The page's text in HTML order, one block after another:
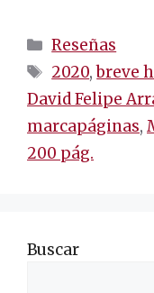
Categorías
Reseñas
Etiquetas
2020,breve
David Felipe
marcapáginas,
200 pág.
Buscar